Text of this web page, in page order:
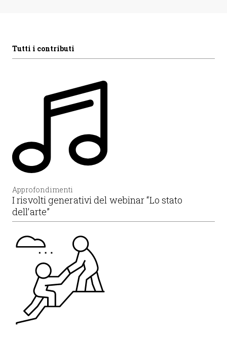
Tutti i contributi
Approfondimenti
I risvolti generativi del webinar “Lo stato
dell’arte”